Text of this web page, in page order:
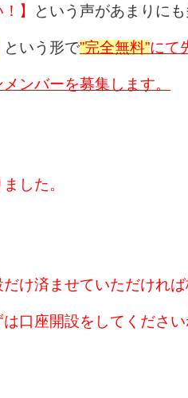
】 という声があまりにも
という形で”完全無料”にて
ンバーを募集します。
した。
け済ませていただけれ
口座開設をしてください